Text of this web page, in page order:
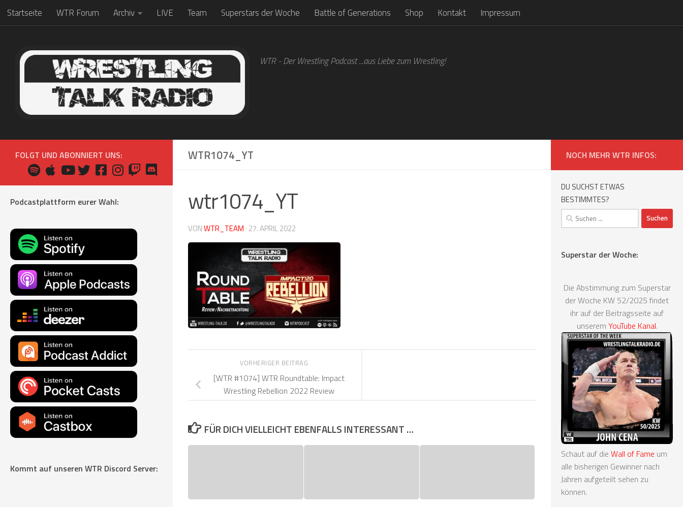
Zum Inhalt springen
Startseite WTR Forum Archiv LIVE Team Superstars der Woche Battle of Generations Shop Kontakt Impressum
WTR - Der Wrestling Podcast ...aus Liebe zum Wrestling!
WTR1074_YT
wtr1074_YT
VONWTR_TEAM · 27. APRIL 2022
VORHERIGER BEITRAG
[WTR #1074] WTR Roundtable: Impact
Wrestling Rebellion 2022 Review
FÜR DICH VIELLEICHT EBENFALLS INTERESSANT …
FOLGT UND ABONNIERT UNS:
Podcastplattform eurer Wahl:
Kommt auf unseren WTR Discord Server:
NOCH MEHR WTR INFOS:
DU SUCHST ETWAS
BESTIMMTES?
Suchen
nach:
Superstar der Woche:
Die Abstimmung zum Superstar
der Woche KW 52/2025 findet
ihr auf der Beitragsseite auf
unserem YouTube Kanal.
Schaut auf die Wall of Fame um
alle bisherigen Gewinner nach
Jahren aufgeteilt sehen zu
können.